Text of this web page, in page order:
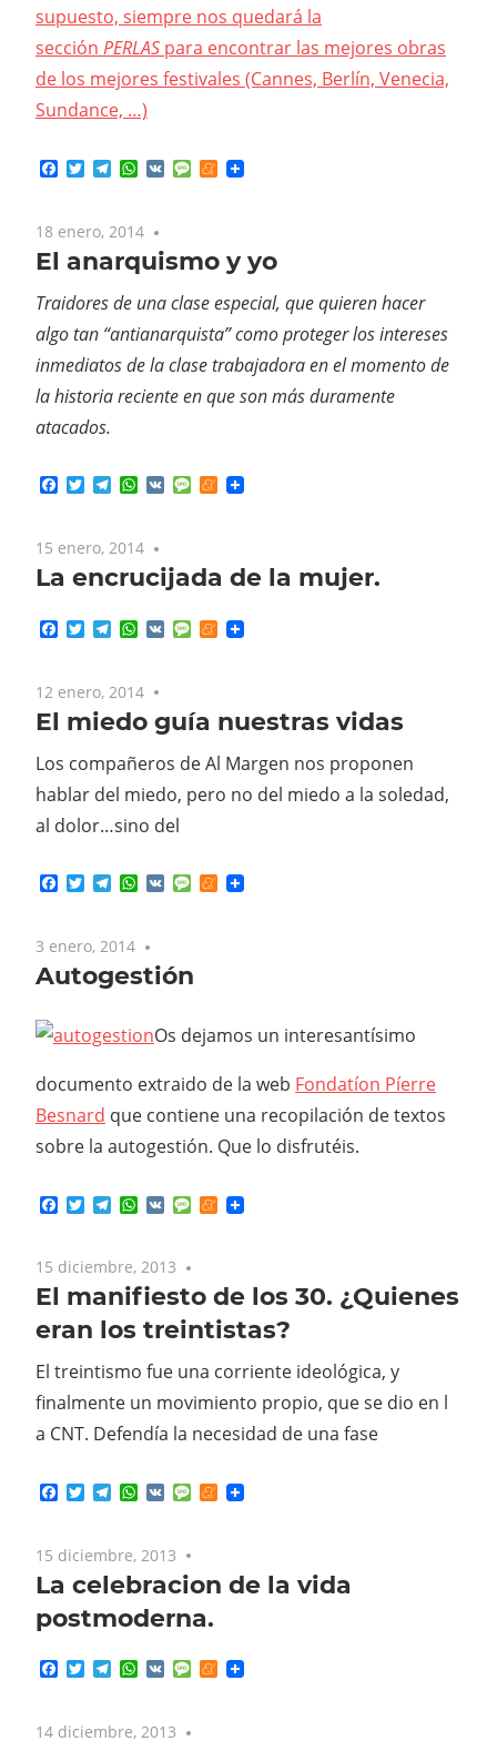
supuesto, siempre nos quedará la
sección PERLAS para encontrar las mejores obras
de los mejores festivales (Cannes, Berlín, Venecia,
Sundance, …)
Facebook
TwitterTelegram
WhatsApp
VK MessageMeneame
18 enero, 2014
El anarquismo y yo
Traidores de una clase especial, que quieren hacer
algo tan “antianarquista” como proteger los intereses
inmediatos de la clase trabajadora en el momento de
la historia reciente en que son más duramente
atacados.
Facebook
TwitterTelegram
WhatsApp
VK MessageMeneame
15 enero, 2014
La encrucijada de la mujer.
Facebook
TwitterTelegram
WhatsApp
VK MessageMeneame
12 enero, 2014
El miedo guía nuestras vidas
Los compañeros de Al Margen nos proponen
hablar del miedo, pero no del miedo a la soledad,
al dolor…sino del
Facebook
TwitterTelegram
WhatsApp
VK MessageMeneame
3 enero, 2014
Autogestión
Os dejamos un interesantísimo
documento extraido de la web Fondatíon Píerre
Besnard que contiene una recopilación de textos
sobre la autogestión. Que lo disfrutéis.
Facebook
TwitterTelegram
WhatsApp
VK MessageMeneame
15 diciembre, 2013
El manifiesto de los 30. ¿Quienes
eran los treintistas?
El treintismo fue una corriente ideológica, y
finalmente un movimiento propio, que se dio en l
a CNT. Defendía la necesidad de una fase
Facebook
TwitterTelegram
WhatsApp
VK MessageMeneame
15 diciembre, 2013
La celebracion de la vida
postmoderna.
Facebook
TwitterTelegram
WhatsApp
VK MessageMeneame
14 diciembre, 2013